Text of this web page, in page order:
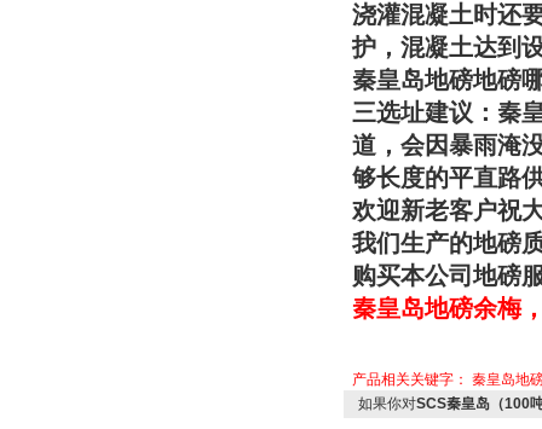
浇灌混凝土时还
护，混凝土达到
秦皇岛地磅地磅
三选址建议： 秦
道，会因暴雨淹
够长度的平直路
欢迎新老客户祝
我们生产的地磅
购买本公司地磅
秦皇岛地磅余梅
产品相关关键字： 秦皇岛地
如果你对SCS秦皇岛（100